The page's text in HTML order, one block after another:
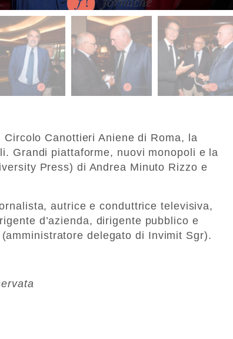
Canottieri Aniene di Roma, la
Grandi piattaforme, nuovi monopoli e la
Press) di Andrea Minuto Rizzo e
autrice e conduttrice televisiva,
d’azienda, dirigente pubblico e
delegato di Invimit Sgr).